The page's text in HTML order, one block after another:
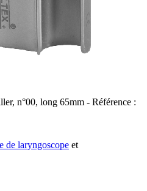
n°00, long 65mm - Référence :
de laryngoscope et